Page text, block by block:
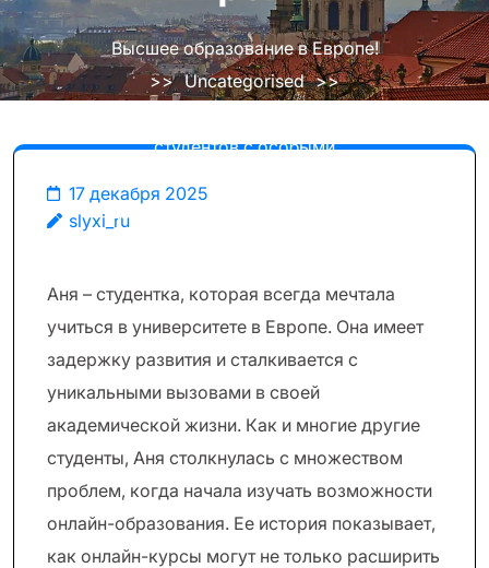
Высшее образование в Европе!
>> Uncategorised >>
студентов с особыми
доступа в высшем образовании
17 декабря 2025
slyxi_ru
Аня – студентка, которая всегда мечтала
учиться в университете в Европе. Она имеет
задержку развития и сталкивается с
уникальными вызовами в своей
академической жизни. Как и многие другие
студенты, Аня столкнулась с множеством
проблем, когда начала изучать возможности
онлайн-образования. Ее история показывает,
как онлайн-курсы могут не только расширить